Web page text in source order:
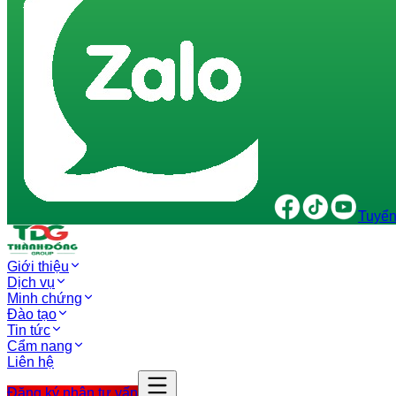
Giới thiệu
Dịch vụ
Minh chứng
Đào tạo
Tin tức
Cẩm nang
Liên hệ
Đăng ký nhận tư vấn